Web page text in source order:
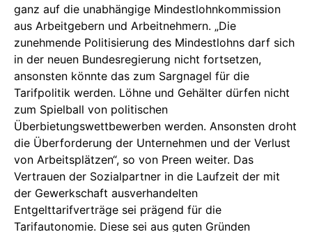
ganz auf die unabhängige Mindestlohnkommission
aus Arbeitgebern und Arbeitnehmern. „Die
zunehmende Politisierung des Mindestlohns darf sich
in der neuen Bundesregierung nicht fortsetzen,
ansonsten könnte das zum Sargnagel für die
Tarifpolitik werden. Löhne und Gehälter dürfen nicht
zum Spielball von politischen
Überbietungswettbewerben werden. Ansonsten droht
die Überforderung der Unternehmen und der Verlust
von Arbeitsplätzen“, so von Preen weiter. Das
Vertrauen der Sozialpartner in die Laufzeit der mit
der Gewerkschaft ausverhandelten
Entgelttarifverträge sei prägend für die
Tarifautonomie. Diese sei aus guten Gründen